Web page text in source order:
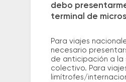
debo
terminal de
Para viajes
necesario
de anticipación a la
colectivo. Para
limítrofes/